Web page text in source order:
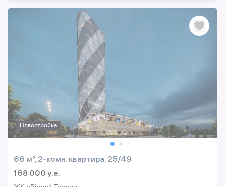
Новостройка
66 м², 2-комн. квартира, 25/49
168 000 y.e.